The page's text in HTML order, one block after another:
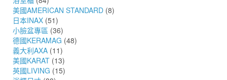
美國AMERICAN STANDARD (8)
日本INAX (51)
小臉盆專區 (36)
德國KERAMAG (48)
義大利AXA (11)
美國KARAT (13)
英國LIVING (15)